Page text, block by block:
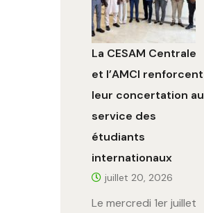
La CESAM Centrale
et l’AMCI renforcent
leur concertation au
service des
étudiants
internationaux
juillet 20, 2026
Le mercredi 1er juillet